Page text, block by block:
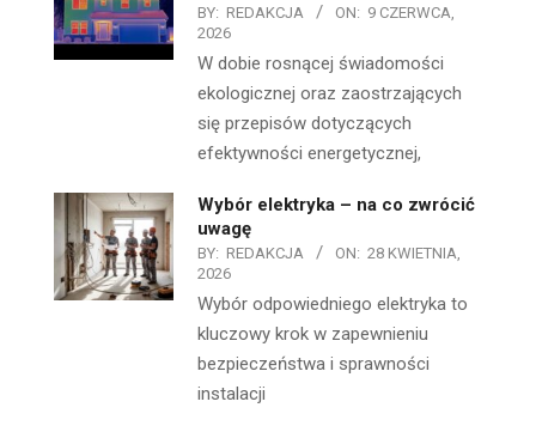
BY: REDAKCJA ON: 9 CZERWCA,
2026
W dobie rosnącej świadomości
ekologicznej oraz zaostrzających
się przepisów dotyczących
efektywności energetycznej,
Wybór elektryka – na co zwrócić
uwagę
BY: REDAKCJA ON: 28 KWIETNIA,
2026
Wybór odpowiedniego elektryka to
kluczowy krok w zapewnieniu
bezpieczeństwa i sprawności
instalacji